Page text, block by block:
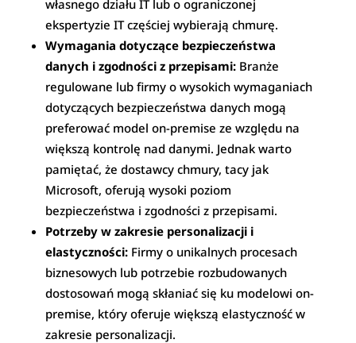
własnego działu IT lub o ograniczonej
ekspertyzie IT częściej wybierają chmurę.
Wymagania dotyczące bezpieczeństwa
danych i zgodności z przepisami: Branże
regulowane lub firmy o wysokich wymaganiach
dotyczących bezpieczeństwa danych mogą
preferować model on-premise ze względu na
większą kontrolę nad danymi. Jednak warto
pamiętać, że dostawcy chmury, tacy jak
Microsoft, oferują wysoki poziom
bezpieczeństwa i zgodności z przepisami.
Potrzeby w zakresie personalizacji i
elastyczności: Firmy o unikalnych procesach
biznesowych lub potrzebie rozbudowanych
dostosowań mogą skłaniać się ku modelowi on-
premise, który oferuje większą elastyczność w
zakresie personalizacji.